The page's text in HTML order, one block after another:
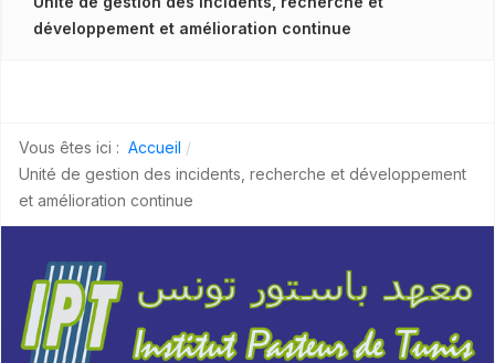
développement et amélioration continue
Vous êtes ici : Accueil
Unité de gestion des incidents, recherche et développement
et amélioration continue